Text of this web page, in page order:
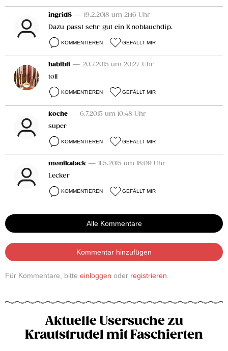
ingridS — 19.2.2018 um 21:16 Uhr
Dazu passt sehr gut ein Knoblauchdip.
KOMMENTIEREN GEFÄLLT MIR
habibti — 20.7.2015 um 20:27 Uhr
toll
KOMMENTIEREN GEFÄLLT MIR
koche — 6.7.2015 um 10:48 Uhr
super
KOMMENTIEREN GEFÄLLT MIR
monikalack — 11.5.2015 um 18:09 Uhr
Lecker
KOMMENTIEREN GEFÄLLT MIR
Alle Kommentare
Kommentar hinzufügen
Für Kommentare, bitte einloggen oder registrieren.
Aktuelle Usersuche zu
Krautstrudel mit Faschierten